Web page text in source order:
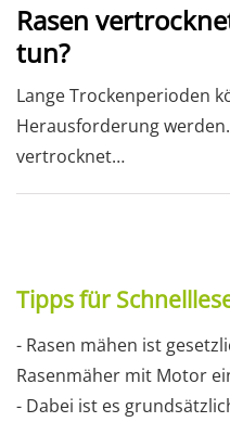
Rasen
tun?
Lange Trockenperioden
Herausforderung
vertrocknet…
Tipps für
- Rasen mähen ist
Rasenmäher mit Motor
- Dabei ist es